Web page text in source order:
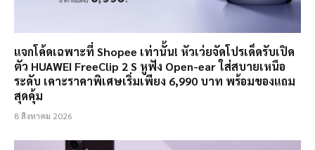
แจกโค้ดเฉพาะที่ Shopee เท่านั้น! หัวเว่ยจัดโปรเด็ดรับเปิด
ตัว HUAWEI FreeClip 2 S หูฟัง Open-ear ใส่สบายเหนือ
ระดับ เคาะราคาพิเศษเริ่มเพียง 6,990 บาท พร้อมของแถม
สุดคุ้ม
8 สิงหาคม 2026